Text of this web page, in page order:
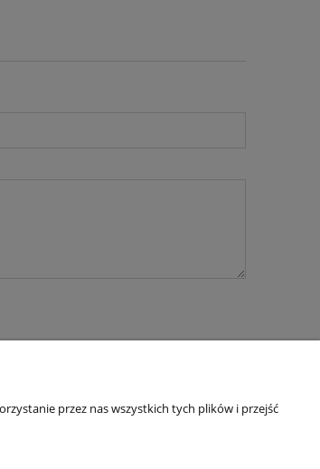
O nasprzez nas wszystkich tych plików i przejść